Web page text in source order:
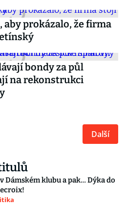
aby prokázalo, že firma
bondy za půl
na rekonstrukci
Další
Dámském klubu a pak… Dýka do